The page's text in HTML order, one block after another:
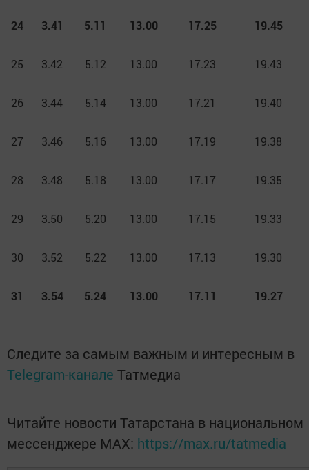
24 3.41 5.11 13.00 17.25 19.45
25 3.42 5.12 13.00 17.23 19.43
26 3.44 5.14 13.00 17.21 19.40
27 3.46 5.16 13.00 17.19 19.38
28 3.48 5.18 13.00 17.17 19.35
29 3.50 5.20 13.00 17.15 19.33
30 3.52 5.22 13.00 17.13 19.30
31 3.54 5.24 13.00 17.11 19.27
Следите за самым важным и интересным в
Telegram-канале Татмедиа
Читайте новости Татарстана в национальном
мессенджере MАХ: https://max.ru/tatmedia